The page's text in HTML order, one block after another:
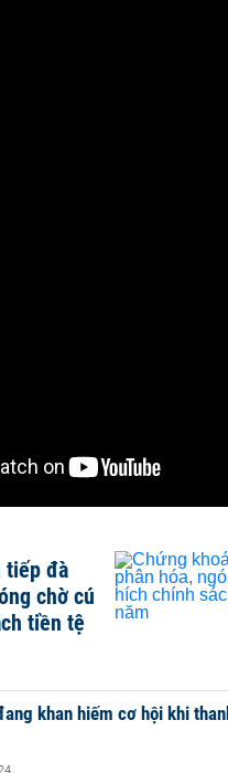
tiếp đà
chờ cú
tiền tệ
khan hiếm cơ hội khi